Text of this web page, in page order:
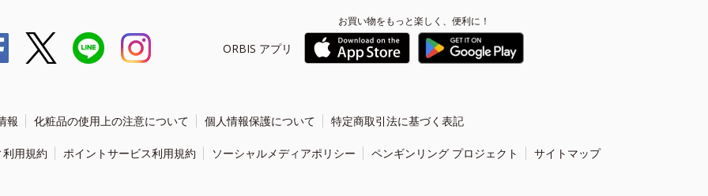
ORBIS アプリ
お買い物をもっと楽しく、便利に！
報 化粧品の使用上の注意について 個人情報保護について 特定商取引法に基づく表記
用規約 ポイントサービス利用規約 ソーシャルメディアポリシー ペンギンリング プロジェクト サイトマップ